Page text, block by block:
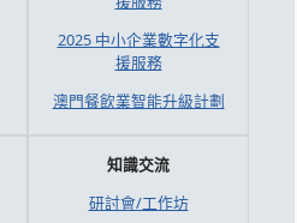
2025 中小企業數字化支
援服務
澳門餐飲業智能升級計劃
知識交流
研討會/工作坊